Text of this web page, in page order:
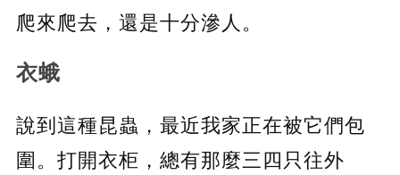
爬來爬去，還是十分滲人。
衣蛾
說到這種昆蟲，最近我家正在被它們包
圍。打開衣柜，總有那麼三四只往外